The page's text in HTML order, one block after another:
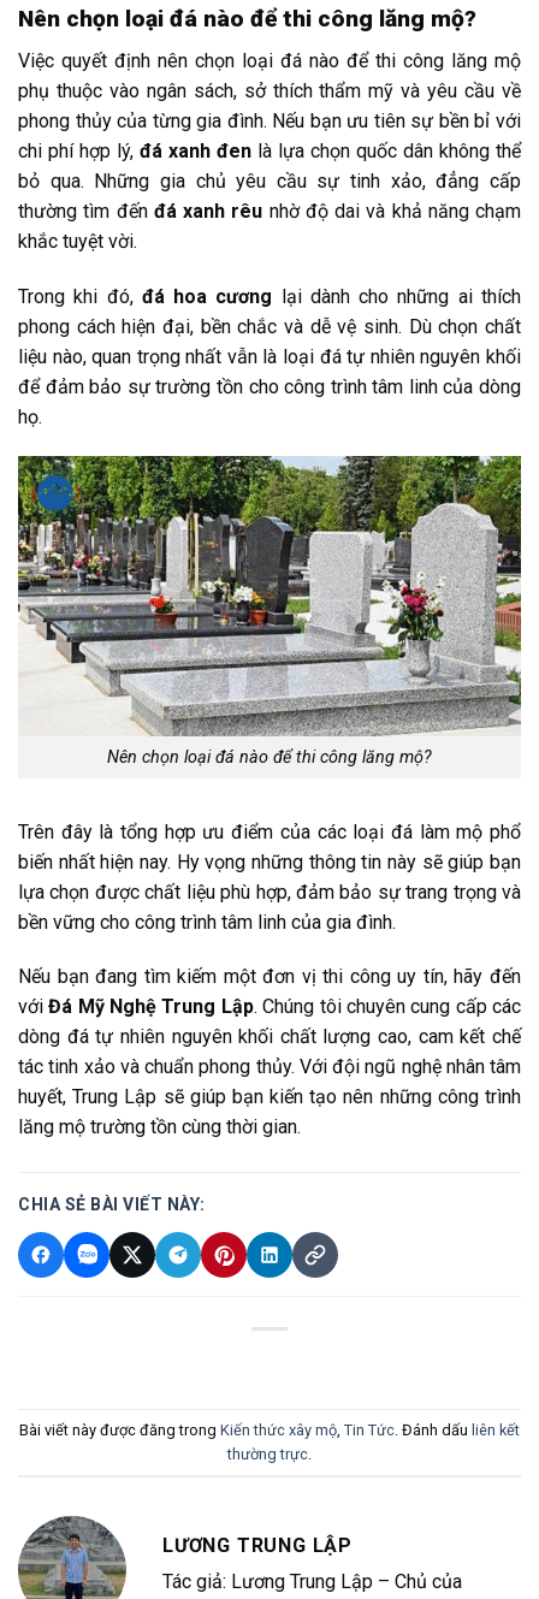
Nên chọn loại đá nào để thi công lăng mộ?
Việc quyết định nên chọn loại đá nào để thi công lăng mộ
phụ thuộc vào ngân sách, sở thích thẩm mỹ và yêu cầu về
phong thủy của từng gia đình. Nếu bạn ưu tiên sự bền bỉ với
chi phí hợp lý, đá xanh đen là lựa chọn quốc dân không thể
bỏ qua. Những gia chủ yêu cầu sự tinh xảo, đẳng cấp
thường tìm đến đá xanh rêu nhờ độ dai và khả năng chạm
khắc tuyệt vời.
Trong khi đó, đá hoa cương lại dành cho những ai thích
phong cách hiện đại, bền chắc và dễ vệ sinh. Dù chọn chất
liệu nào, quan trọng nhất vẫn là loại đá tự nhiên nguyên khối
để đảm bảo sự trường tồn cho công trình tâm linh của dòng
họ.
Nên chọn loại đá nào để thi công lăng mộ?
Trên đây là tổng hợp ưu điểm của các loại đá làm mộ phổ
biến nhất hiện nay. Hy vọng những thông tin này sẽ giúp bạn
lựa chọn được chất liệu phù hợp, đảm bảo sự trang trọng và
bền vững cho công trình tâm linh của gia đình.
Nếu bạn đang tìm kiếm một đơn vị thi công uy tín, hãy đến
vớiĐá Mỹ Nghệ Trung Lập. Chúng tôi chuyên cung cấp các
dòng đá tự nhiên nguyên khối chất lượng cao, cam kết chế
tác tinh xảo và chuẩn phong thủy. Với đội ngũ nghệ nhân tâm
huyết, Trung Lập sẽ giúp bạn kiến tạo nên những công trình
lăng mộ trường tồn cùng thời gian.
CHIA SẺ BÀI VIẾT NÀY:
Bài viết này được đăng trong Kiến thức xây mộ Tin Tức . Đánh dấu liên kết
thường trực
LƯƠNG TRUNG LẬP
Tác giả: Lương Trung Lập – Chủ của